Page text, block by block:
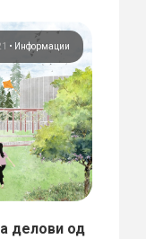
• Информации
делови од